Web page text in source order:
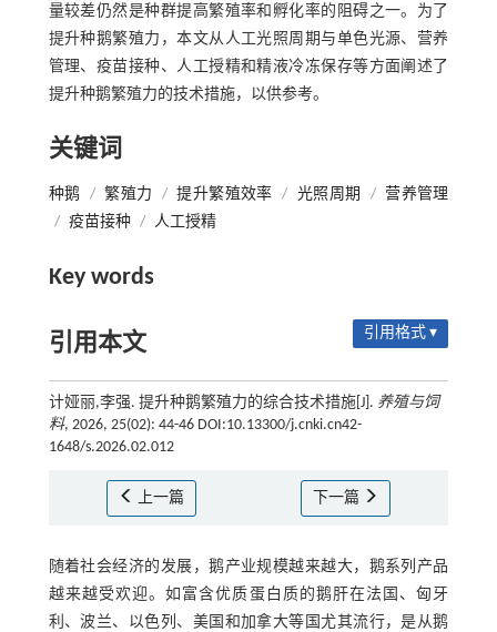
量较差仍然是种群提高繁殖率和孵化率的阻碍之一。为了
提升种鹅繁殖力，本文从人工光照周期与单色光源、营养
管理、疫苗接种、人工授精和精液冷冻保存等方面阐述了
提升种鹅繁殖力的技术措施，以供参考。
关键词
种鹅 / 繁殖力 / 提升繁殖效率 / 光照周期 /
营养管理
/ 疫苗接种 / 人工授精
Key words
引用本文 引用格式 ▾
计娅丽,李强. 提升种鹅繁殖力的综合技术措施[J]. 养殖与饲
料, 2026, 25(02): 44-46 DOI:10.13300/j.cnki.cn42-
1648/s.2026.02.012
上一篇 下一篇
随着社会经济的发展，鹅产业规模越来越大，鹅系列产品
越来越受欢迎。如富含优质蛋白质的鹅肝在法国、匈牙
利、波兰、以色列、美国和加拿大等国尤其流行，是从鹅